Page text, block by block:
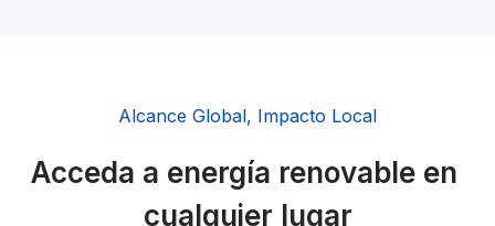
Alcance Global, Impacto Local
Acceda a energía renovable en
cualquier lugar